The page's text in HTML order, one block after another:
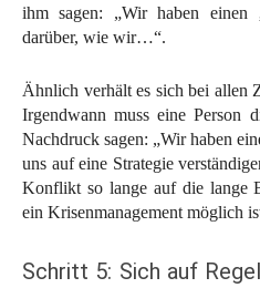
ihm sagen: „Wir haben einen
darüber, wie wir…“.
Ähnlich verhält es sich bei allen
Irgendwann muss eine Person
Nachdruck sagen: „Wir haben
uns auf eine Strategie
Konflikt so lange auf die lange
ein Krisenmanagement möglich
Schritt 5: Sich auf